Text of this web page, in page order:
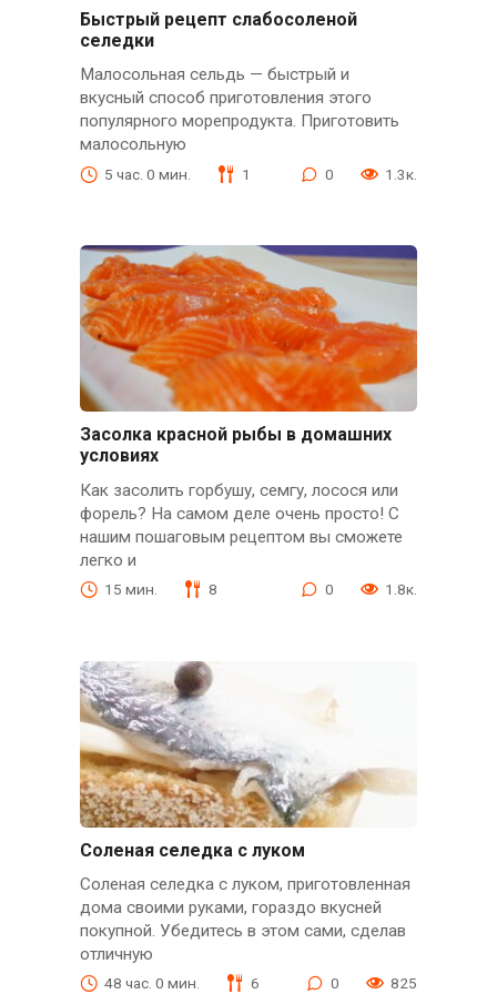
Быстрый рецепт слабосоленой
селедки
Малосольная сельдь — быстрый и
вкусный способ приготовления этого
популярного морепродукта. Приготовить
малосольную
5 час. 0 мин. 1 0 1.3к.
Засолка красной рыбы в домашних
условиях
Как засолить горбушу, семгу, лосося или
форель? На самом деле очень просто! С
нашим пошаговым рецептом вы сможете
легко и
15 мин. 8 0 1.8к.
Соленая селедка с луком
Соленая селедка с луком, приготовленная
дома своими руками, гораздо вкусней
покупной. Убедитесь в этом сами, сделав
отличную
48 час. 0 мин. 6 0 825